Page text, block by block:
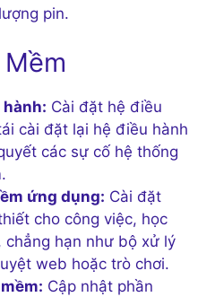
pin.
hành: Cài đặt hệ điều
cài đặt lại hệ điều hành
các sự cố hệ thống
ứng dụng: Cài đặt
cho công việc, học
chẳng hạn như bộ xử lý
web hoặc trò chơi.
Cập nhật phần